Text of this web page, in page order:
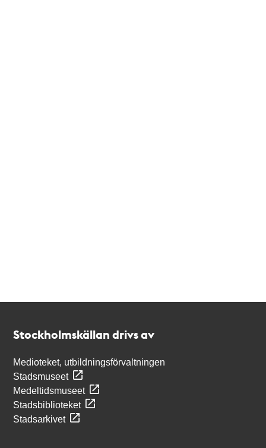
Stockholmskällan drivs av
Medioteket, utbildningsförvaltningen
Stadsmuseet
Medeltidsmuseet
Stadsbiblioteket
Stadsarkivet